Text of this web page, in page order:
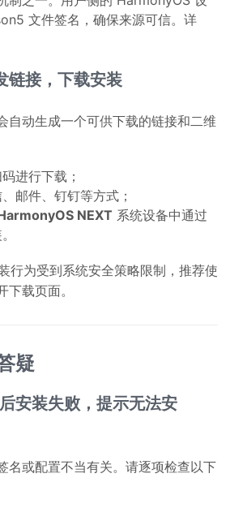
文件签名，确保来源可信。详
链接，下载安装
自动生成一个可供下载的链接和二维
进行下载；
邮件、钉钉等方式；
NEXT 系统设备中通过
行为受到系统安全策略限制，推荐使
下载页面。
疑
后安装失败，提示无法安
名或配置不当有关。请逐项检查以下